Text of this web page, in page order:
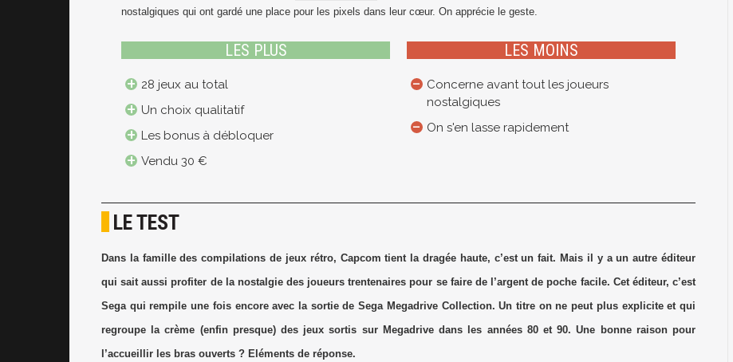
nostalgiques qui ont gardé une place pour les pixels dans leur cœur. On apprécie le geste.
LES PLUS
28 jeux au total
Un choix qualitatif
Les bonus à débloquer
Vendu 30 €
LES MOINS
Concerne avant tout les joueurs
nostalgiques
On s'en lasse rapidement
LE TEST
Dans la famille des compilations de jeux rétro, Capcom tient la dragée haute, c’est un fait. Mais il y a un autre éditeur
qui sait aussi profiter de la nostalgie des joueurs trentenaires pour se faire de l’argent de poche facile. Cet éditeur, c’est
Sega qui rempile une fois encore avec la sortie de Sega Megadrive Collection. Un titre on ne peut plus explicite et qui
regroupe la crème (enfin presque) des jeux sortis sur Megadrive dans les années 80 et 90. Une bonne raison pour
l’accueillir les bras ouverts ? Eléments de réponse.